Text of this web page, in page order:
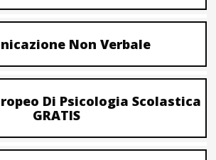
Non Verbale
Di Psicologia Scolastica
GRATIS